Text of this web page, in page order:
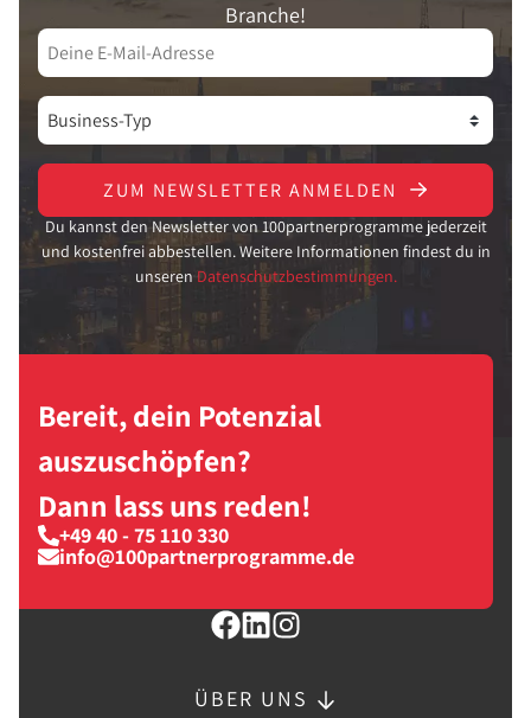
Branche!
ZUM NEWSLETTER ANMELDEN
Du kannst den Newsletter von 100partnerprogramme jederzeit
und kostenfrei abbestellen. Weitere Informationen findest du in
unseren Datenschutzbestimmungen.
Bereit, dein Potenzial
auszuschöpfen?
Dann lass uns reden!
+49 40 - 75 110 330
info@100partnerprogramme.de
ÜBER UNS